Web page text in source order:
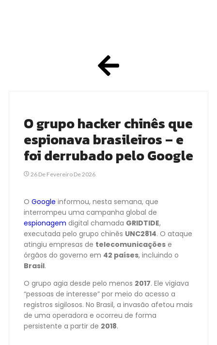
O grupo hacker chinês que
espionava brasileiros – e
foi derrubado pelo Google
26 De Fevereiro De 2026
O Google informou, nesta semana, que
interrompeu uma campanha global de
espionagem digital chamada GRIDTIDE,
executada pelo grupo chinês UNC2814. O ataque
atingiu empresas de telecomunicações e
órgãos do governo em 42 países, incluindo o
Brasil.
O grupo agia desde pelo menos 2017. Ele vigiava
“pessoas de interesse” por meio do acesso a
registros sigilosos. No Brasil, a invasão afetou mais
de uma operadora e ocorreu de forma
persistente a partir de 2018.